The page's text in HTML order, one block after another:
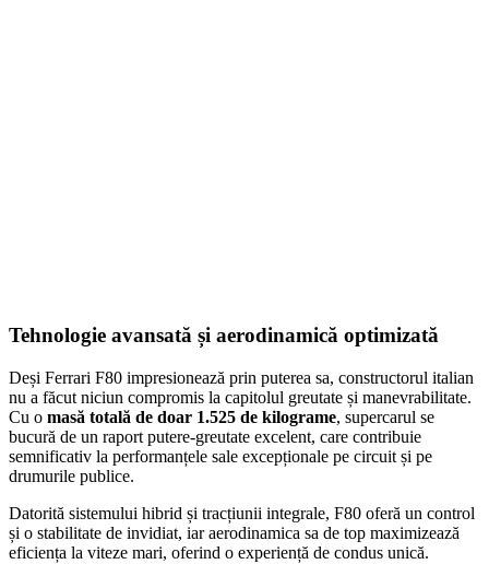
Tehnologie avansată și aerodinamică optimizată
Deși Ferrari F80 impresionează prin puterea sa, constructorul italian
nu a făcut niciun compromis la capitolul greutate și manevrabilitate.
Cu o masă totală de doar 1.525 de kilograme, supercarul se
bucură de un raport putere-greutate excelent, care contribuie
semnificativ la performanțele sale excepționale pe circuit și pe
drumurile publice.
Datorită sistemului hibrid și tracțiunii integrale, F80 oferă un control
și o stabilitate de invidiat, iar aerodinamica sa de top maximizează
eficiența la viteze mari, oferind o experiență de condus unică.